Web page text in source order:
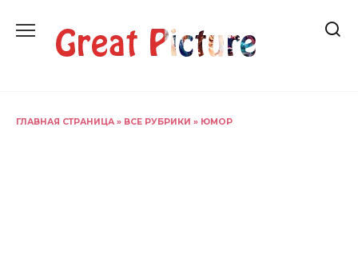
содержанию
ГЛАВНАЯ СТРАНИЦА » ВСЕ РУБРИКИ » ЮМОР